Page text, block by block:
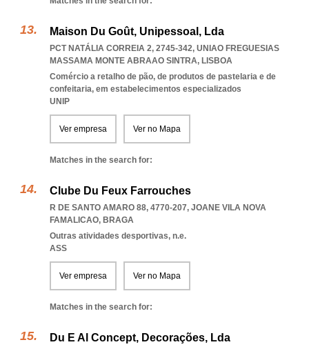
Maison Du Goût, Unipessoal, Lda
PCT NATÁLIA CORREIA 2, 2745-342, UNIAO FREGUESIAS
MASSAMA MONTE ABRAAO SINTRA, LISBOA
Comércio a retalho de pão, de produtos de pastelaria e de
confeitaria, em estabelecimentos especializados
UNIP
Ver empresa Ver no Mapa
Matches in the search for:
Clube Du Feux Farrouches
R DE SANTO AMARO 88, 4770-207, JOANE VILA NOVA
FAMALICAO, BRAGA
Outras atividades desportivas, n.e.
ASS
Ver empresa Ver no Mapa
Matches in the search for:
Du E Al Concept, Decorações, Lda